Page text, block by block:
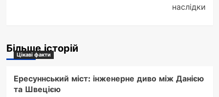
наслідки
Більше історій
Цікаві факти
Ересуннський міст: інженерне диво між Данією
та Швецією